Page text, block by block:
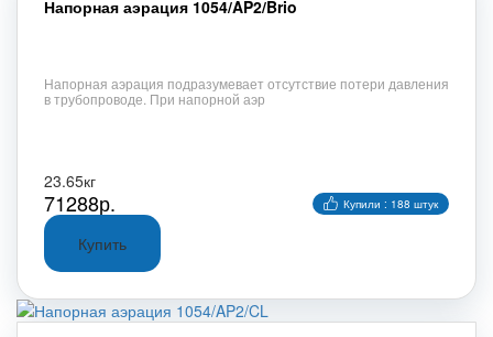
Напорная аэрация 1054/AP2/Brio
Напорная аэрация подразумевает отсутствие потери давления
в трубопроводе. При напорной аэр
23.65кг
71288р. Купили : 188 штук